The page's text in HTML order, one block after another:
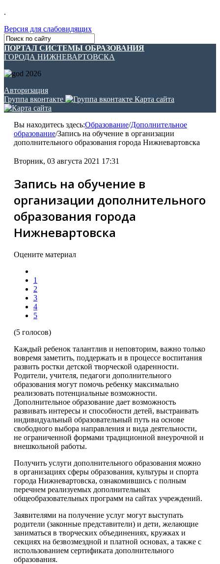
.
Версия для слабовидящих
ПОРТАЛ СИСТЕМЫ ОБРАЗОВАНИЯ
ГОРОДА НИЖНЕВАРТОВСКА
Авторизация
Группа вконтакте
Карта сайта
Вы находитесь здесь:Образование/Дополнительное
образование/Запись на обучение в организации
дополнительного образования города Нижневартовска
Вторник, 03 августа 2021 17:31
Запись на обучение в
организации дополнительного
образования города
Нижневартовска
Оцените материал
1
2
3
4
5
(5 голосов)
Каждый ребенок талантлив и неповторим, важно только
вовремя заметить, поддержать и в процессе воспитания
развить ростки детской творческой одарен­ности.
Родители, учителя, педагоги дополни­тельного
образования могут помочь ребенку максимально
реализовать потенциальные возможности.
Дополнительное образование дает возможность
развивать интересы и способности детей, выстраивать
индивидуальный образовательный путь на основе
свободного выбора направления и вида деятельности,
не ограниченной формами традиционной внеурочной и
внешкольной работы.
Получить услуги дополнительного образования можно
в организациях сферы образования, культуры и спорта
города Нижневартовска, ознакомившись с полным
перечнем реализуемых дополнительных
общеобразовательных программ на сайтах учреждений.
Заявителями на получение услуг могут выступать
родители (законные представители) и дети, желающие
заниматься в творческих объединениях, кружках и
секциях на безвозмездной и платной основах, а также с
использованием сертификата дополнительного
образования.